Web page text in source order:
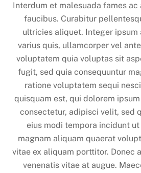
Interdum et malesuada fames ac
faucibus. Curabitur
ultricies aliquet. Integer ipsum
varius quis, ullamcorper vel
voluptatem quia voluptas sit
fugit, sed quia consequuntur
ratione voluptatem sequi
quisquam est, qui dolorem
consectetur, adipisci velit, sed
eius modi tempora incidunt
magnam aliquam quaerat
vitae ex aliquam porttitor. Donec
venenatis vitae at augue.